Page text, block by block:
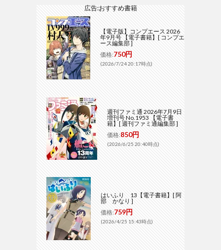
広告:おすすめ書籍
【電子版】コンプエース 2026
年9月号 【電子書籍】[ コンプエ
ース編集部 ]
価格:750円
(2026/7/24 20:17時点)
週刊ファミ通 2026年7月9日
増刊号 No.1953 【電子書
籍】[ 週刊ファミ通編集部 ]
価格:850円
(2026/6/25 20:40時点)
はいふり 13【電子書籍】[ 阿
部 かなり ]
価格:759円
(2026/4/25 15:43時点)